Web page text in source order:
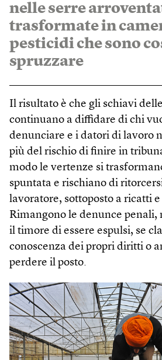
nelle serre
trasformate in
pesticidi che sono
spruzzare
Il risultato è che gli schiavi
continuano a diffidare di chi
denunciare e i datori di lavoro
più del rischio di finire in
modo le vertenze si
spuntata e rischiano di
lavoratore, sottoposto a ricatti
Rimangono le denunce penali,
il timore di essere espulsi, se
conoscenza dei propri diritti o
perdere il posto.